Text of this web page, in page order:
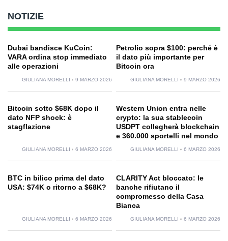
NOTIZIE
Dubai bandisce KuCoin:
VARA ordina stop immediato
alle operazioni
GIULIANA MORELLI 9 MARZO 2026
Petrolio sopra $100: perché è
il dato più importante per
Bitcoin ora
GIULIANA MORELLI 9 MARZO 2026
Bitcoin sotto $68K dopo il
dato NFP shock: è
stagflazione
GIULIANA MORELLI 6 MARZO 2026
Western Union entra nelle
crypto: la sua stablecoin
USDPT collegherà blockchain
e 360.000 sportelli nel mondo
GIULIANA MORELLI 6 MARZO 2026
BTC in bilico prima del dato
USA: $74K o ritorno a $68K?
GIULIANA MORELLI 6 MARZO 2026
CLARITY Act bloccato: le
banche rifiutano il
compromesso della Casa
Bianca
GIULIANA MORELLI 6 MARZO 2026